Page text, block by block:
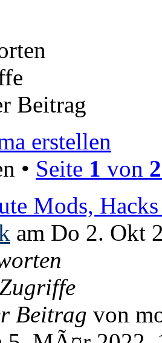
Beitrag
erstellen
• Seite 1 von
Mods,
am Do 2. Okt
Beitrag von